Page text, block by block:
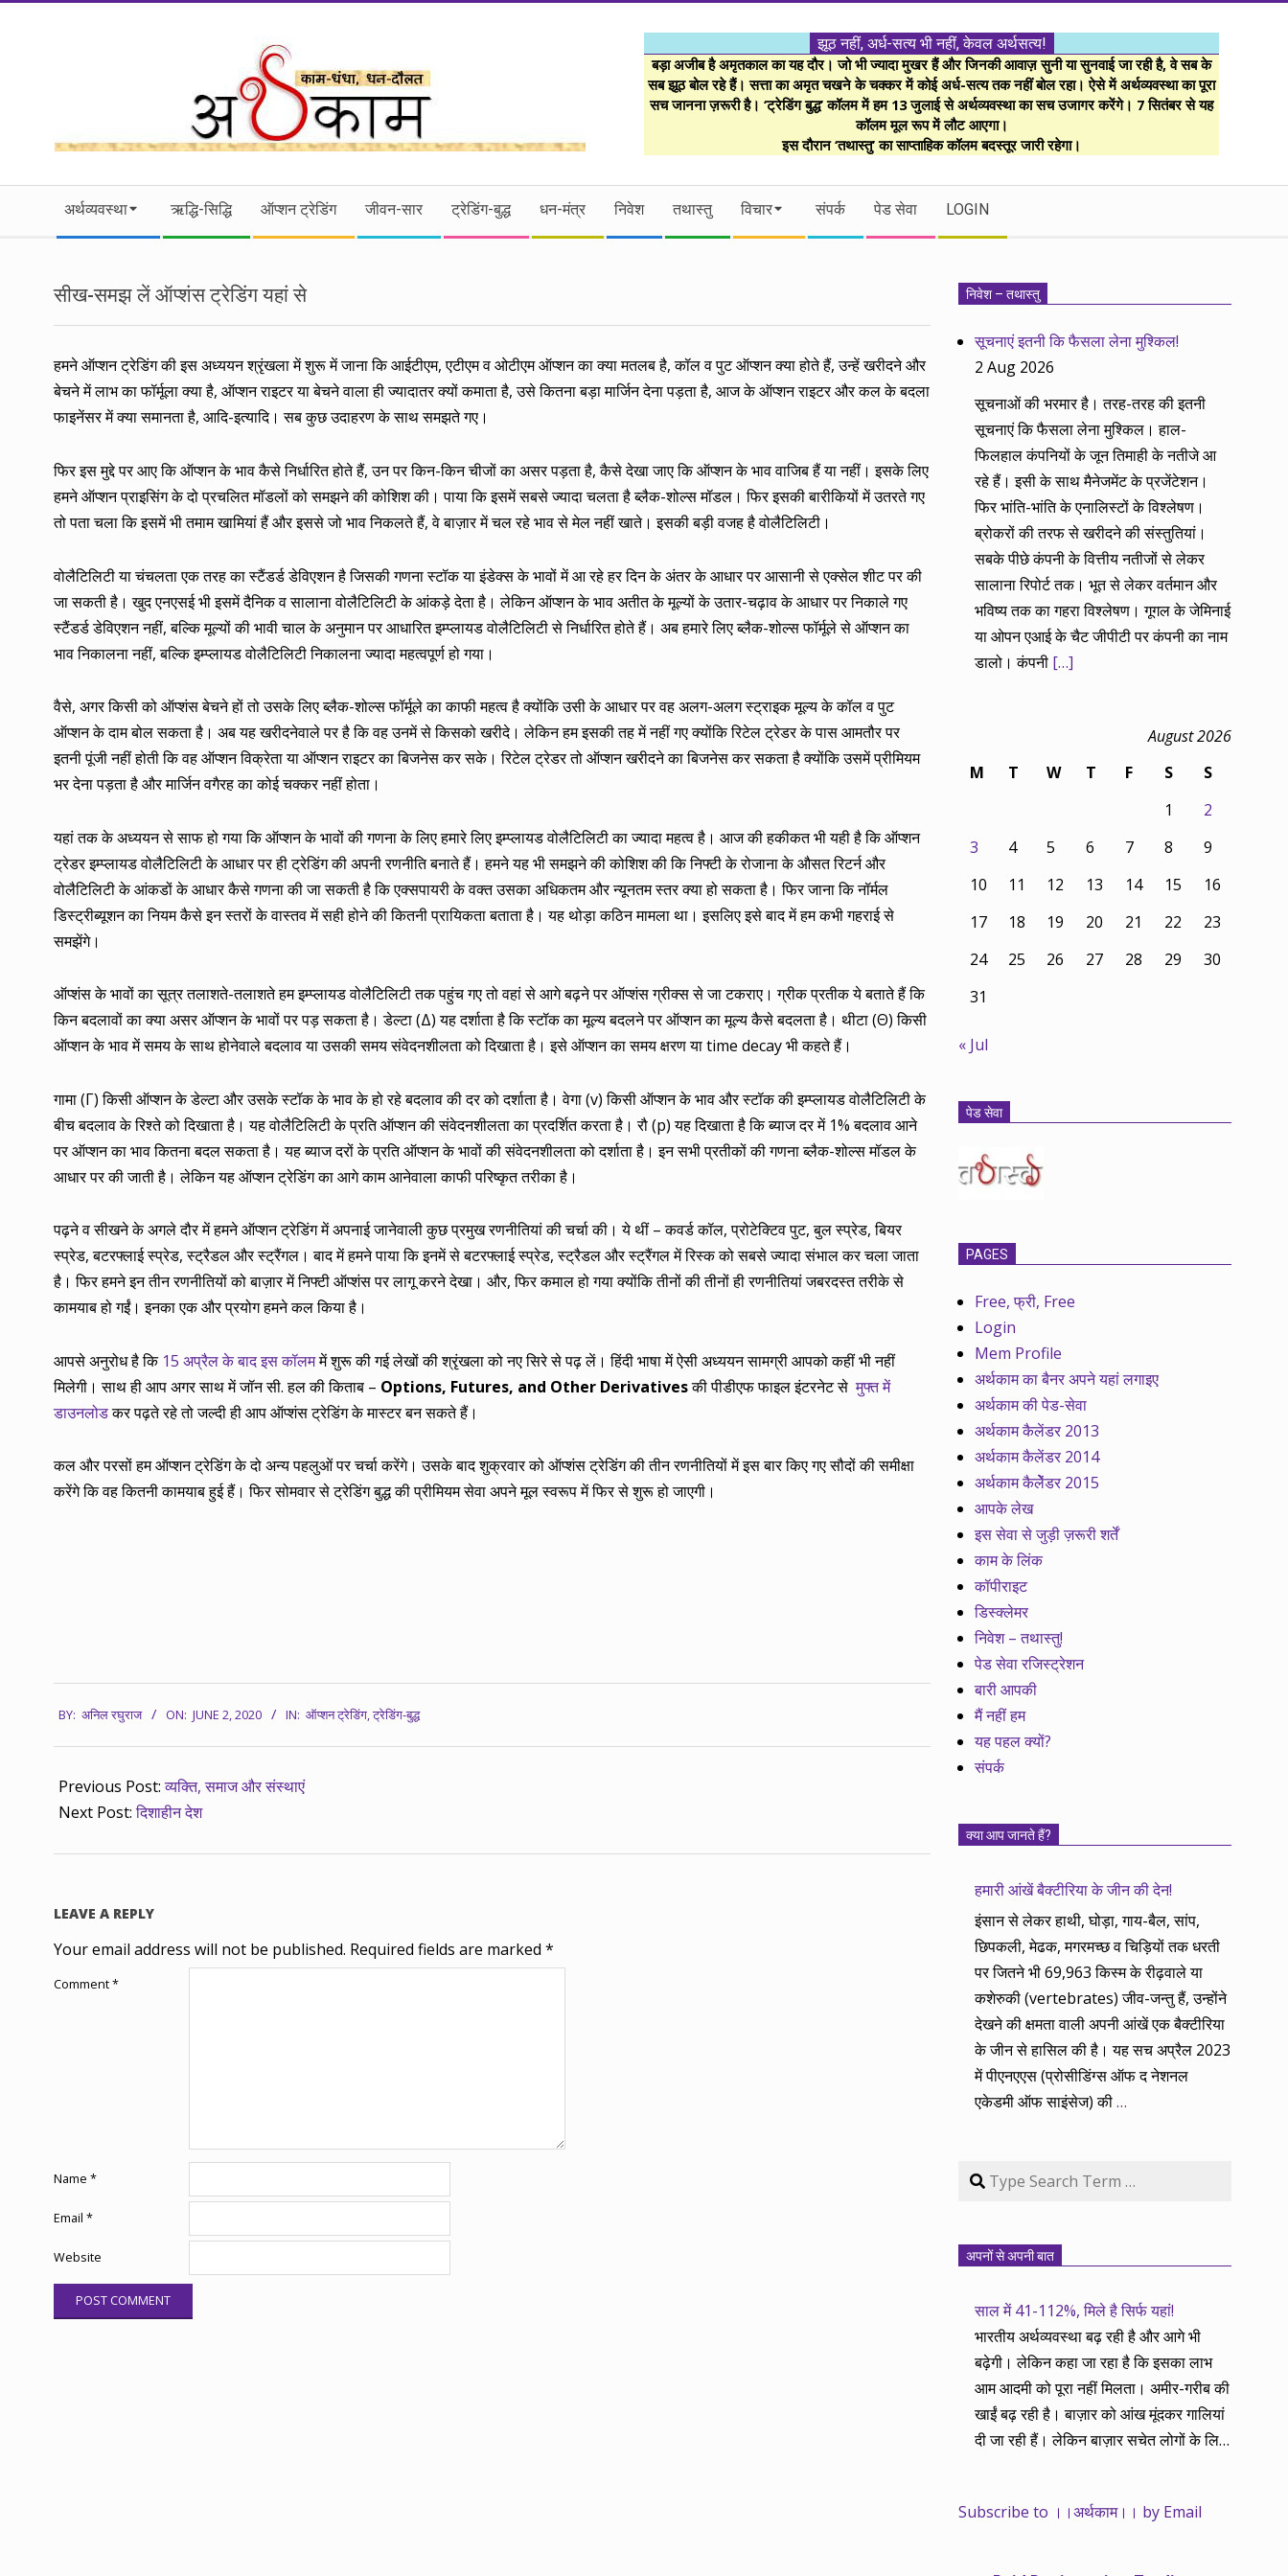
।।
अर्थकाम।।
BE
FINANCIALLY
CLEVER!
झूठ नहीं, अर्ध-सत्य भी नहीं, केवल अर्थसत्य!
बड़ा अजीब है अमृतकाल का यह दौर। जो भी ज्यादा मुखर हैं और जिनकी आवाज़ सुनी या सुनवाई जा रही है, वे सब के
सब झूठ बोल रहे हैं। सत्ता का अमृत चखने के चक्कर में कोई अर्ध-सत्य तक नहीं बोल रहा। ऐसे में अर्थव्यवस्था का पूरा
सच जानना ज़रूरी है। ‘ट्रेडिंग बुद्ध’ कॉलम में हम 13 जुलाई से अर्थव्यवस्था का सच उजागर करेंगे। 7 सितंबर से यह
कॉलम मूल रूप में लौट आएगा।
इस दौरान ‘तथास्तु’ का साप्ताहिक कॉलम बदस्तूर जारी रहेगा।
Secondary
अर्थव्यवस्था ऋद्धि-सिद्धि ऑप्शन ट्रेडिंग जीवन-सार ट्रेडिंग-बुद्ध धन-मंत्र निवेश तथास्तु विचार संपर्क पेड सेवा LOGIN
सीख-समझ लें ऑप्शंस ट्रेडिंग यहां से
हमने ऑप्शन ट्रेडिंग की इस अध्ययन श्रृंखला में शुरू में जाना कि आईटीएम, एटीएम व ओटीएम ऑप्शन का क्या मतलब है, कॉल व पुट ऑप्शन क्या होते हैं, उन्हें खरीदने और
बेचने में लाभ का फॉर्मूला क्या है, ऑप्शन राइटर या बेचने वाला ही ज्यादातर क्यों कमाता है, उसे कितना बड़ा मार्जिन देना पड़ता है, आज के ऑप्शन राइटर और कल के बदला
फाइनेंसर में क्या समानता है, आदि-इत्यादि। सब कुछ उदाहरण के साथ समझते गए।
फिर इस मुद्दे पर आए कि ऑप्शन के भाव कैसे निर्धारित होते हैं, उन पर किन-किन चीजों का असर पड़ता है, कैसे देखा जाए कि ऑप्शन के भाव वाजिब हैं या नहीं। इसके लिए
हमने ऑप्शन प्राइसिंग के दो प्रचलित मॉडलों को समझने की कोशिश की। पाया कि इसमें सबसे ज्यादा चलता है ब्लैक-शोल्स मॉडल। फिर इसकी बारीकियों में उतरते गए
तो पता चला कि इसमें भी तमाम खामियां हैं और इससे जो भाव निकलते हैं, वे बाज़ार में चल रहे भाव से मेल नहीं खाते। इसकी बड़ी वजह है वोलैटिलिटी।
वोलैटिलिटी या चंचलता एक तरह का स्टैंडर्ड डेविएशन है जिसकी गणना स्टॉक या इंडेक्स के भावों में आ रहे हर दिन के अंतर के आधार पर आसानी से एक्सेल शीट पर की
जा सकती है। खुद एनएसई भी इसमें दैनिक व सालाना वोलैटिलिटी के आंकड़े देता है। लेकिन ऑप्शन के भाव अतीत के मूल्यों के उतार-चढ़ाव के आधार पर निकाले गए
स्टैंडर्ड डेविएशन नहीं, बल्कि मूल्यों की भावी चाल के अनुमान पर आधारित इम्प्लायड वोलैटिलिटी से निर्धारित होते हैं। अब हमारे लिए ब्लैक-शोल्स फॉर्मूले से ऑप्शन का
भाव निकालना नहीं, बल्कि इम्प्लायड वोलैटिलिटी निकालना ज्यादा महत्वपूर्ण हो गया।
वैसे, अगर किसी को ऑप्शंस बेचने हों तो उसके लिए ब्लैक-शोल्स फॉर्मूले का काफी महत्व है क्योंकि उसी के आधार पर वह अलग-अलग स्ट्राइक मूल्य के कॉल व पुट
ऑप्शन के दाम बोल सकता है। अब यह खरीदनेवाले पर है कि वह उनमें से किसको खरीदे। लेकिन हम इसकी तह में नहीं गए क्योंकि रिटेल ट्रेडर के पास आमतौर पर
इतनी पूंजी नहीं होती कि वह ऑप्शन विक्रेता या ऑप्शन राइटर का बिजनेस कर सके। रिटेल ट्रेडर तो ऑप्शन खरीदने का बिजनेस कर सकता है क्योंकि उसमें प्रीमियम
भर देना पड़ता है और मार्जिन वगैरह का कोई चक्कर नहीं होता।
यहां तक के अध्ययन से साफ हो गया कि ऑप्शन के भावों की गणना के लिए हमारे लिए इम्प्लायड वोलैटिलिटी का ज्यादा महत्व है। आज की हकीकत भी यही है कि ऑप्शन
ट्रेडर इम्प्लायड वोलैटिलिटी के आधार पर ही ट्रेडिंग की अपनी रणनीति बनाते हैं। हमने यह भी समझने की कोशिश की कि निफ्टी के रोजाना के औसत रिटर्न और
वोलैटिलिटी के आंकडों के आधार कैसे गणना की जा सकती है कि एक्सपायरी के वक्त उसका अधिकतम और न्यूनतम स्तर क्या हो सकता है। फिर जाना कि नॉर्मल
डिस्ट्रीब्यूशन का नियम कैसे इन स्तरों के वास्तव में सही होने की कितनी प्रायिकता बताता है। यह थोड़ा कठिन मामला था। इसलिए इसे बाद में हम कभी गहराई से
समझेंगे।
ऑप्शंस के भावों का सूत्र तलाशते-तलाशते हम इम्प्लायड वोलैटिलिटी तक पहुंच गए तो वहां से आगे बढ़ने पर ऑप्शंस ग्रीक्स से जा टकराए। ग्रीक प्रतीक ये बताते हैं कि
किन बदलावों का क्या असर ऑप्शन के भावों पर पड़ सकता है। डेल्टा (Δ) यह दर्शाता है कि स्टॉक का मूल्य बदलने पर ऑप्शन का मूल्य कैसे बदलता है। थीटा (Θ) किसी
ऑप्शन के भाव में समय के साथ होनेवाले बदलाव या उसकी समय संवेदनशीलता को दिखाता है। इसे ऑप्शन का समय क्षरण या time decay भी कहते हैं।
गामा (Γ) किसी ऑप्शन के डेल्टा और उसके स्टॉक के भाव के हो रहे बदलाव की दर को दर्शाता है। वेगा (v) किसी ऑप्शन के भाव और स्टॉक की इम्प्लायड वोलैटिलिटी के
बीच बदलाव के रिश्ते को दिखाता है। यह वोलैटिलिटी के प्रति ऑप्शन की संवेदनशीलता का प्रदर्शित करता है। रौ (p) यह दिखाता है कि ब्याज दर में 1% बदलाव आने
पर ऑप्शन का भाव कितना बदल सकता है। यह ब्याज दरों के प्रति ऑप्शन के भावों की संवेदनशीलता को दर्शाता है। इन सभी प्रतीकों की गणना ब्लैक-शोल्स मॉडल के
आधार पर की जाती है। लेकिन यह ऑप्शन ट्रेडिंग का आगे काम आनेवाला काफी परिष्कृत तरीका है।
पढ़ने व सीखने के अगले दौर में हमने ऑप्शन ट्रेडिंग में अपनाई जानेवाली कुछ प्रमुख रणनीतियां की चर्चा की। ये थीं – कवर्ड कॉल, प्रोटेक्टिव पुट, बुल स्प्रेड, बियर
स्प्रेड, बटरफ्लाई स्प्रेड, स्ट्रैडल और स्ट्रैंगल। बाद में हमने पाया कि इनमें से बटरफ्लाई स्प्रेड, स्ट्रैडल और स्ट्रैंगल में रिस्क को सबसे ज्यादा संभाल कर चला जाता
है। फिर हमने इन तीन रणनीतियों को बाज़ार में निफ्टी ऑप्शंस पर लागू करने देखा। और, फिर कमाल हो गया क्योंकि तीनों की तीनों ही रणनीतियां जबरदस्त तरीके से
कामयाब हो गईं। इनका एक और प्रयोग हमने कल किया है।
आपसे अनुरोध है कि 15 अप्रैल के बाद इस कॉलममें शुरू की गई लेखों की श्रृंखला को नए सिरे से पढ़ लें। हिंदी भाषा में ऐसी अध्ययन सामग्री आपको कहीं भी नहीं
मिलेगी। साथ ही आप अगर साथ में जॉन सी. हल की किताब – Options, Futures, and Other Derivativesकी पीडीएफ फाइल इंटरनेट सेमुफ्त में
डाउनलोडकर पढ़ते रहे तो जल्दी ही आप ऑप्शंस ट्रेडिंग के मास्टर बन सकते हैं।
कल और परसों हम ऑप्शन ट्रेडिंग के दो अन्य पहलुओं पर चर्चा करेंगे। उसके बाद शुक्रवार को ऑप्शंस ट्रेडिंग की तीन रणनीतियों में इस बार किए गए सौदों की समीक्षा
करेंगे कि वह कितनी कामयाब हुई हैं। फिर सोमवार से ट्रेडिंग बुद्ध की प्रीमियम सेवा अपने मूल स्वरूप में फिर से शुरू हो जाएगी।
06-
02
BY: अनिल रघुराज ON: JUNE 2, 2020 IN: ऑप्शन ट्रेडिंग,ट्रेडिंग-बुद्ध
Previous Post:व्यक्ति, समाज और संस्थाएं
Next Post:दिशाहीन देश
LEAVE A REPLY
Your email address will not be published. Required fields are marked *
Comment*
Name *
Email *
Website
निवेश – तथास्तु
सूचनाएं इतनी कि फैसला लेना मुश्किल!
2 Aug 2026
सूचनाओं की भरमार है। तरह-तरह की इतनी
सूचनाएं कि फैसला लेना मुश्किल। हाल-
फिलहाल कंपनियों के जून तिमाही के नतीजे आ
रहे हैं। इसी के साथ मैनेजमेंट के प्रजेंटेशन।
फिर भांति-भांति के एनालिस्टों के विश्लेषण।
ब्रोकरों की तरफ से खरीदने की संस्तुतियां।
सबके पीछे कंपनी के वित्तीय नतीजों से लेकर
सालाना रिपोर्ट तक। भूत से लेकर वर्तमान और
भविष्य तक का गहरा विश्लेषण। गूगल के जेमिनाई
या ओपन एआई के चैट जीपीटी पर कंपनी का नाम
डालो। कंपनी […]
August 2026
M
T W T F S
S
1
2
3
4 5 6 7 8
9
10
11 12 13 14 15
16
17
18 19 20 21 22
23
24
25 26 27 28 29
30
31
« Jul
पेड सेवा
PAGES
Free, फ्री, Free
Login
Mem Profile
अर्थकाम का बैनर अपने यहां लगाइए
अर्थकाम की पेड-सेवा
अर्थकाम कैलेंडर 2013
अर्थकाम कैलेंडर 2014
अर्थकाम कैलेेंडर 2015
आपके लेख
इस सेवा से जुड़ी ज़रूरी शर्तें
काम के लिंक
कॉपीराइट
डिस्क्लेमर
निवेश – तथास्तु!
पेड सेवा रजिस्ट्रेशन
बारी आपकी
मैं नहीं हम
यह पहल क्यों?
संपर्क
क्या आप जानते हैं?
हमारी आंखें बैक्टीरिया के जीन की देन!
इंसान से लेकर हाथी, घोड़ा, गाय-बैल, सांप,
छिपकली, मेढक, मगरमच्छ व चिड़ियों तक धरती
पर जितने भी 69,963 किस्म के रीढ़वाले या
कशेरुकी (vertebrates) जीव-जन्तु हैं, उन्होंने
देखने की क्षमता वाली अपनी आंखें एक बैक्टीरिया
के जीन से हासिल की है। यह सच अप्रैल 2023
में पीएनएएस (प्रोसीडिंग्स ऑफ द नेशनल
एकेडमी ऑफ साइंसेज) की…
Search
अपनों से अपनी बात
साल में 41-112%, मिले है सिर्फ यहां!
भारतीय अर्थव्यवस्था बढ़ रही है और आगे भी
बढ़ेगी। लेकिन कहा जा रहा है कि इसका लाभ
आम आदमी को पूरा नहीं मिलता। अमीर-गरीब की
खाईं बढ़ रही है। बाज़ार को आंख मूंदकर गालियां
दी जा रही हैं। लेकिन बाज़ार सचेत लोगों के लिए
शुरू की है ताकि अर्थव्यवस्था, खासकर कंपनियों
Subscribe to ।।अर्थकाम।। by Email